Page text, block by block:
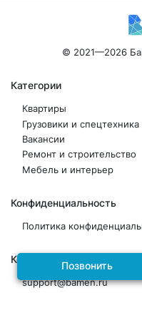
Позвонить
© 2021—2026
Категории
Квартиры
Грузовики и спецтехника
Вакансии
Ремонт и строительство
Мебель и интерьер
Конфиденциальность
Политика
Контакты
support@bamen.ru